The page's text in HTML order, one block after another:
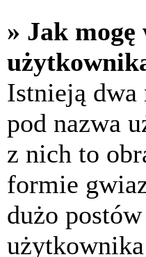
» Jak
Istnieją dwa
pod nazwa
z nich to
formie
dużo